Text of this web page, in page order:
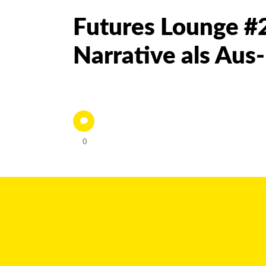
Futures Lounge
Narrative als
0